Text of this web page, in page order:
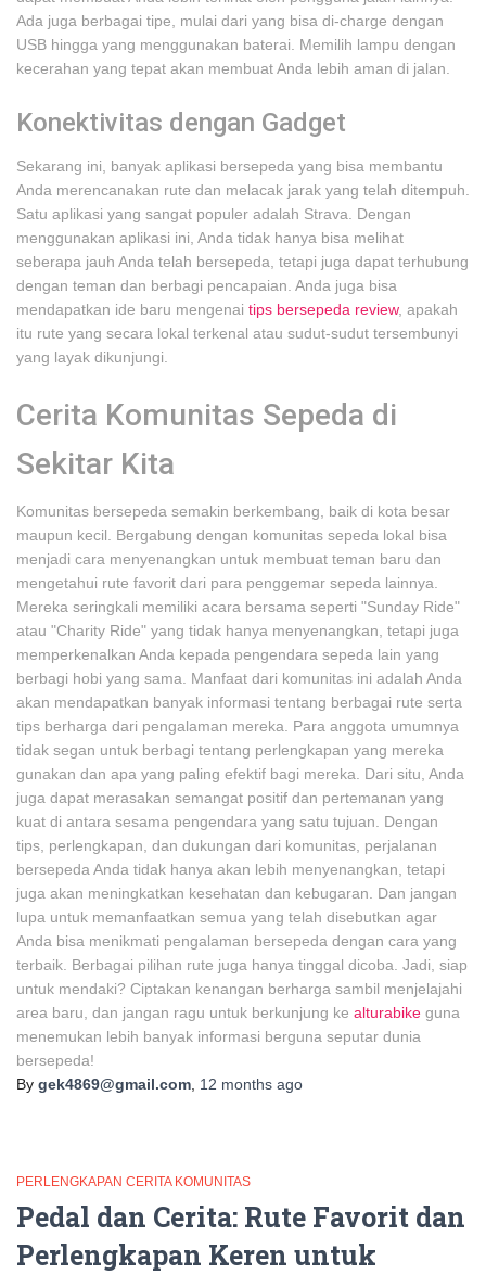
Ada juga berbagai tipe, mulai dari yang bisa di-charge dengan
USB hingga yang menggunakan baterai. Memilih lampu dengan
kecerahan yang tepat akan membuat Anda lebih aman di jalan.
Konektivitas dengan Gadget
Sekarang ini, banyak aplikasi bersepeda yang bisa membantu
Anda merencanakan rute dan melacak jarak yang telah ditempuh.
Satu aplikasi yang sangat populer adalah Strava. Dengan
menggunakan aplikasi ini, Anda tidak hanya bisa melihat
seberapa jauh Anda telah bersepeda, tetapi juga dapat terhubung
dengan teman dan berbagi pencapaian. Anda juga bisa
mendapatkan ide baru mengenai tips bersepeda review, apakah
itu rute yang secara lokal terkenal atau sudut-sudut tersembunyi
yang layak dikunjungi.
Cerita Komunitas Sepeda di
Sekitar Kita
Komunitas bersepeda semakin berkembang, baik di kota besar
maupun kecil. Bergabung dengan komunitas sepeda lokal bisa
menjadi cara menyenangkan untuk membuat teman baru dan
mengetahui rute favorit dari para penggemar sepeda lainnya.
Mereka seringkali memiliki acara bersama seperti "Sunday Ride"
atau "Charity Ride" yang tidak hanya menyenangkan, tetapi juga
memperkenalkan Anda kepada pengendara sepeda lain yang
berbagi hobi yang sama. Manfaat dari komunitas ini adalah Anda
akan mendapatkan banyak informasi tentang berbagai rute serta
tips berharga dari pengalaman mereka. Para anggota umumnya
tidak segan untuk berbagi tentang perlengkapan yang mereka
gunakan dan apa yang paling efektif bagi mereka. Dari situ, Anda
juga dapat merasakan semangat positif dan pertemanan yang
kuat di antara sesama pengendara yang satu tujuan. Dengan
tips, perlengkapan, dan dukungan dari komunitas, perjalanan
bersepeda Anda tidak hanya akan lebih menyenangkan, tetapi
juga akan meningkatkan kesehatan dan kebugaran. Dan jangan
lupa untuk memanfaatkan semua yang telah disebutkan agar
Anda bisa menikmati pengalaman bersepeda dengan cara yang
terbaik. Berbagai pilihan rute juga hanya tinggal dicoba. Jadi, siap
untuk mendaki? Ciptakan kenangan berharga sambil menjelajahi
area baru, dan jangan ragu untuk berkunjung ke alturabike guna
menemukan lebih banyak informasi berguna seputar dunia
bersepeda!
By gek4869@gmail.com 12 months ago
PERLENGKAPAN CERITA KOMUNITAS
Pedal dan Cerita: Rute Favorit dan
Perlengkapan Keren untuk